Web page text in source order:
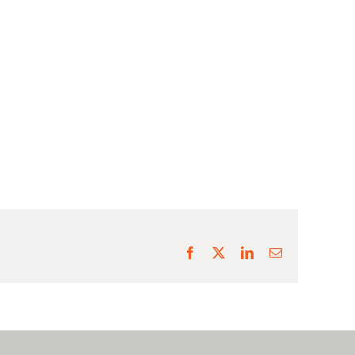
Facebook LinkedIn
E-